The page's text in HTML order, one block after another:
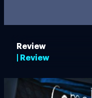
Review
| Review